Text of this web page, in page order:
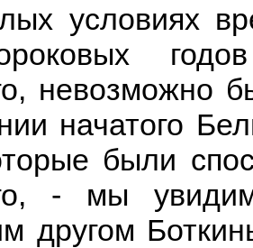
условиях
невозможно
начатого
были
- мы
другом